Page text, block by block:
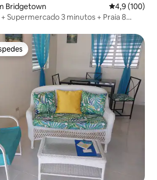
Bridgetown Classificação
4,9 (100)
Supermercado 3 minutos + Praia 8